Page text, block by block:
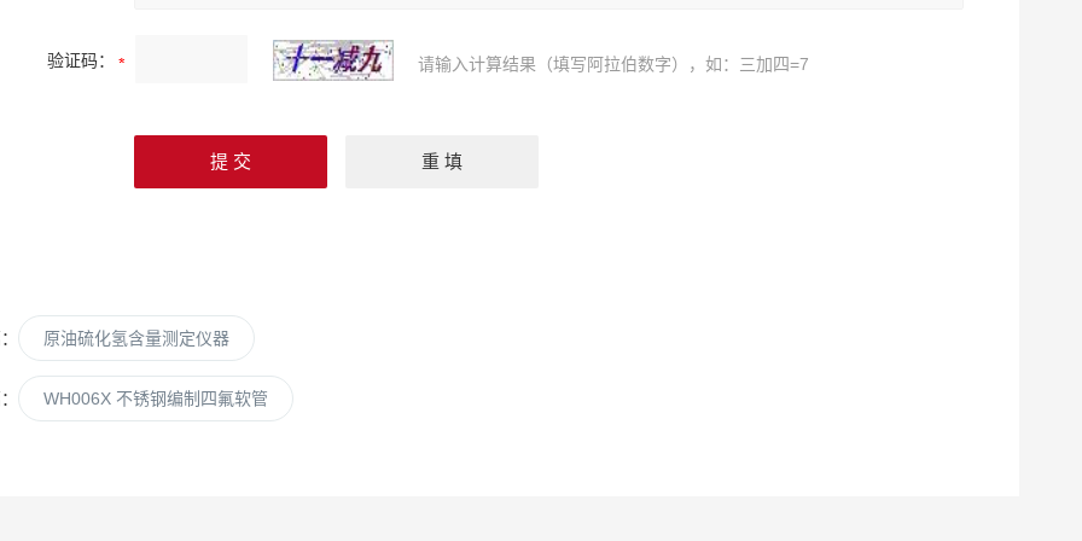
验证码： 请输入计算结果（填写阿拉伯数字），如：三加四=7
原油硫化氢含量测定仪器
WH006X 不锈钢编制四氟软管